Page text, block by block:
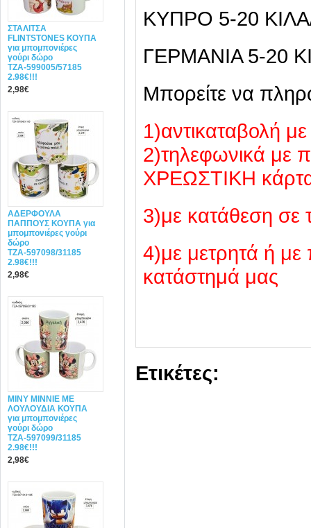
ΣΤΑΛΙΤΣΑ
FLINTSTONES ΚΟΥΠΑ
για μπομπονιέρες
γούρι δώρο
ΤΖΑ-599005/57185
2.98€!!!
2,98€
ΑΔΕΡΦΟΥΛΑ
ΠΑΠΠΟΥΣ ΚΟΥΠΑ για
μπομπονιέρες γούρι
δώρο
ΤΖΑ-597098/31185
2.98€!!!
2,98€
ΜΙΝΥ MINNIE ΜΕ
ΛΟΥΛΟΥΔΙΑ ΚΟΥΠΑ
για μπομπονιέρες
γούρι δώρο
ΤΖΑ-597099/31185
2.98€!!!
2,98€
ΚΥΠΡΟ 5-20
ΓΕΡΜΑΝΙΑ 5-20
Mπορείτε να
1)αντικαταβολή
2)τηλεφωνικά με
ΧΡΕΩΣΤΙΚΗ
3)με κατάθεση σε
4)με μετρητά ή με
κατάστημά μας
Ετικέτες: